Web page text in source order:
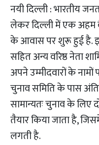
नयी दिल्ली : भारतीय
लेकर दिल्ली में एक अहम
के आवास पर शुरू हुई है.
सहित अन्य वरिष्ठ नेता
अपने उम्मीदवारों के
चुनाव समिति के पास
सामान्यतः चुनाव के लिए
तैयार किया जाता है,
लगती है.